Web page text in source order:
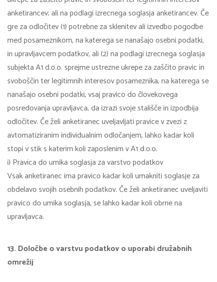
anketirancev; ali na podlagi izrecnega soglasja anketirancev. Če
gre za odločitev (1) potrebne za sklenitev ali izvedbo pogodbe
med posameznikom, na katerega se nanašajo osebni podatki,
in upravljavcem podatkov, ali (2) na podlagi izrecnega soglasja
subjekta A1 d.o.o. sprejme ustrezne ukrepe za zaščito pravic in
svoboščin ter legitimnih interesov posameznika, na katerega se
nanašajo osebni podatki, vsaj pravico do človekovega
posredovanja upravljavca, da izrazi svoje stališče in izpodbija
odločitev. Če želi anketiranec uveljavljati pravice v zvezi z
avtomatiziranim individualnim odločanjem, lahko kadar koli
stopi v stik s katerim koli zaposlenim v A1 d.o.o.
i) Pravica do umika soglasja za varstvo podatkov
Vsak anketiranec ima pravico kadar koli umakniti soglasje za
obdelavo svojih osebnih podatkov. Če želi anketiranec uveljaviti
pravico do umika soglasja, se lahko kadar koli obrne na
upravljavca.
13. Določbe o varstvu podatkov o uporabi družabnih
omrežij